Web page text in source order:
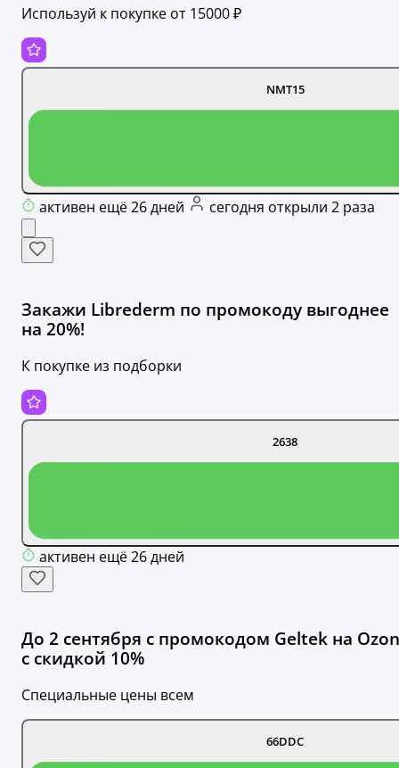
Используй к покупке от 15000 ₽
NMT15
активен ещё 26 дней сегодня открыли 2 раза
Закажи Librederm по промокоду выгоднее
на 20%!
К покупке из подборки
2638
активен ещё 26 дней
До 2 сентября с промокодом Geltek на Ozon
с скидкой 10%
Специальные цены всем
66DDC